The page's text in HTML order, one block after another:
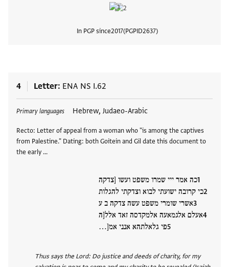
In PGP since2017 PGPID2637
4 Letter ENA NS I.62
Primary languages Hebrew, Judaeo-Arabic
Recto: Letter of appeal from a woman who "is among the captives
from Palestine." Dating: both Goitein and Gil date this document to
the early …
כה אמר ייי שמרו משפט ועשו [צדקה
כי קרובה ישועתי לבוא וצדקתי להגלות
אשרי שומרי משפט עשה צדקה ב ע
אעלם אלגמאעה אלמקדסה זאד אלל[ה
פי גלאלתהא אנני אמ[…
Thus says the Lord: Do justice and deeds of charity, for my
Tags